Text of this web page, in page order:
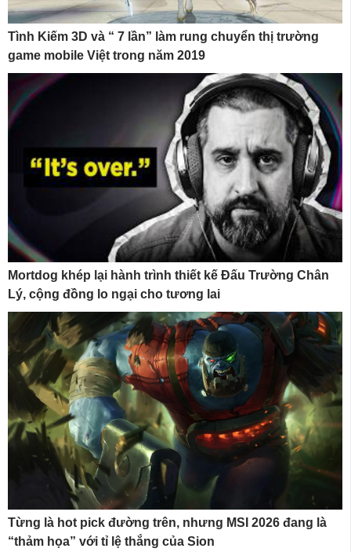
Tình Kiếm 3D và “ 7 lần” làm rung chuyển thị trường
game mobile Việt trong năm 2019
Mortdog khép lại hành trình thiết kế Đấu Trường Chân
Lý, cộng đồng lo ngại cho tương lai
Từng là hot pick đường trên, nhưng MSI 2026 đang là
“thảm họa” với tỉ lệ thắng của Sion